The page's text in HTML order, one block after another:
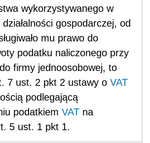
wykorzystywanego w
gospodarczej, od
mu prawo do
podatku naliczonego przy
firmy jednoosobowej, to
7 ust. 2 pkt 2 ustawy o VAT
podlegającą
podatkiem VAT na
5 ust. 1 pkt 1.